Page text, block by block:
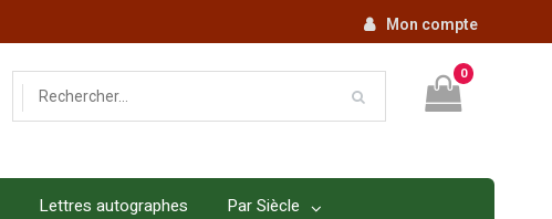
Mon compte
0
Lettres autographes Par Siècle